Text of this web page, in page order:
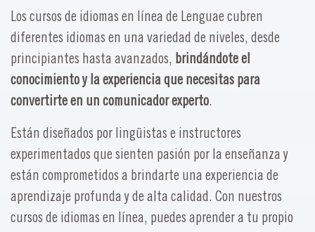
Los cursos de idiomas en línea de Lenguae cubren
diferentes idiomas en una variedad de niveles, desde
principiantes hasta avanzados, brindándote el
conocimiento y la experiencia que necesitas para
convertirte en un comunicador experto.
Están diseñados por lingüistas e instructores
experimentados que sienten pasión por la enseñanza y
están comprometidos a brindarte una experiencia de
aprendizaje profunda y de alta calidad. Con nuestros
cursos de idiomas en línea, puedes aprender a tu propio